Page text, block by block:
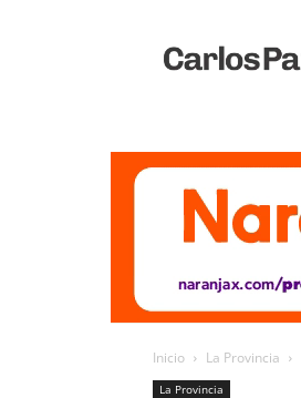
Vivo
Inicio La Provincia
La Provincia